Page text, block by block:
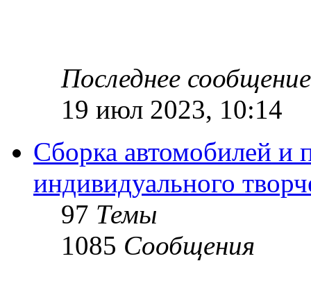
Последнее сообщение
19 июл 2023, 10:14
Сборка автомобилей и
индивидуального
97 Темы
1085 Сообщения